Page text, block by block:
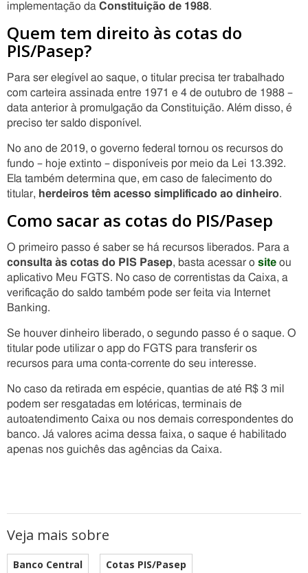
implementação da Constituição de 1988.
Quem tem direito às cotas do
PIS/Pasep?
Para ser elegível ao saque, o titular precisa ter trabalhado
com carteira assinada entre 1971 e 4 de outubro de 1988 –
data anterior à promulgação da Constituição. Além disso, é
preciso ter saldo disponível.
No ano de 2019, o governo federal tornou os recursos do
fundo – hoje extinto – disponíveis por meio da Lei 13.392.
Ela também determina que, em caso de falecimento do
titular, herdeiros têm acesso simplificado ao dinheiro.
Como sacar as cotas do PIS/Pasep
O primeiro passo é saber se há recursos liberados. Para a
consulta às cotas do PIS Pasep, basta acessar o site ou
aplicativo Meu FGTS. No caso de correntistas da Caixa, a
verificação do saldo também pode ser feita via Internet
Banking.
Se houver dinheiro liberado, o segundo passo é o saque. O
titular pode utilizar o app do FGTS para transferir os
recursos para uma conta-corrente do seu interesse.
No caso da retirada em espécie, quantias de até R$ 3 mil
podem ser resgatadas em lotéricas, terminais de
autoatendimento Caixa ou nos demais correspondentes do
banco. Já valores acima dessa faixa, o saque é habilitado
apenas nos guichês das agências da Caixa.
Veja mais sobre
Banco Central Cotas PIS/Pasep